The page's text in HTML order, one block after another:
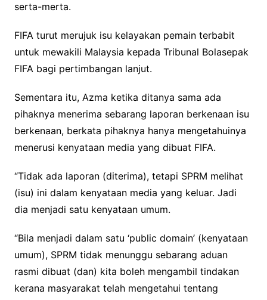
serta-merta.
FIFA turut merujuk isu kelayakan pemain terbabit
untuk mewakili Malaysia kepada Tribunal Bolasepak
FIFA bagi pertimbangan lanjut.
Sementara itu, Azma ketika ditanya sama ada
pihaknya menerima sebarang laporan berkenaan isu
berkenaan, berkata pihaknya hanya mengetahuinya
menerusi kenyataan media yang dibuat FIFA.
“Tidak ada laporan (diterima), tetapi SPRM melihat
(isu) ini dalam kenyataan media yang keluar. Jadi
dia menjadi satu kenyataan umum.
“Bila menjadi dalam satu ‘public domain’ (kenyataan
umum), SPRM tidak menunggu sebarang aduan
rasmi dibuat (dan) kita boleh mengambil tindakan
kerana masyarakat telah mengetahui tentang